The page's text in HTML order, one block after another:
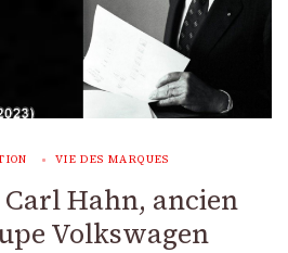
VIE DES MARQUES
Hahn, ancien
Volkswagen